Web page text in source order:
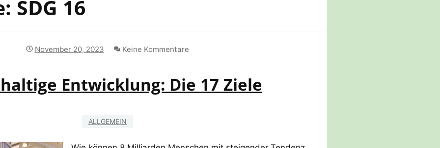
SDG 16
November 20, 2023 Keine Kommentare
Entwicklung: Die 17 Ziele
ALLGEMEIN